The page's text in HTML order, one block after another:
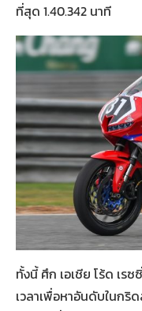
ที่สุด 1.40.342 นาที
ทั้งนี้ ศึก เอเชีย โร้ด เร
เวลาเพื่อหาอันดับในกริ